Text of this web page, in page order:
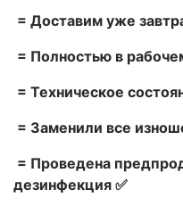
= Доставим уже
= Полностью в
= Техническое
= Заменили все
= Проведена
дезинфекция ✅